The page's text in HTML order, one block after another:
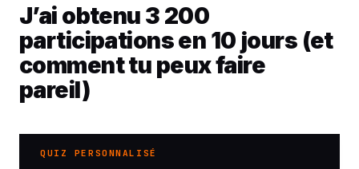
J’ai obtenu 3 200
participations en 10 jours (et
comment tu peux faire
pareil)
QUIZ PERSONNALISÉ